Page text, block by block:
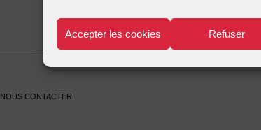
Accepter les cookies Refuser
Nous contacter